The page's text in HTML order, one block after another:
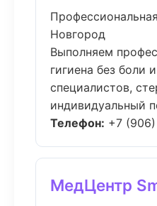
Новгород
Выполняем
гигиена без боли
специалистов,
индивидуальный
Телефон: +7
МедЦентр